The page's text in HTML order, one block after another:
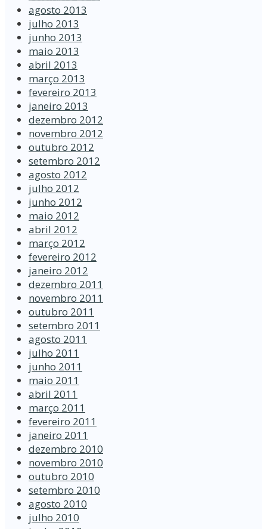
agosto 2013
julho 2013
junho 2013
maio 2013
abril 2013
março 2013
fevereiro 2013
janeiro 2013
dezembro 2012
novembro 2012
outubro 2012
setembro 2012
agosto 2012
julho 2012
junho 2012
maio 2012
abril 2012
março 2012
fevereiro 2012
janeiro 2012
dezembro 2011
novembro 2011
outubro 2011
setembro 2011
agosto 2011
julho 2011
junho 2011
maio 2011
abril 2011
março 2011
fevereiro 2011
janeiro 2011
dezembro 2010
novembro 2010
outubro 2010
setembro 2010
agosto 2010
julho 2010